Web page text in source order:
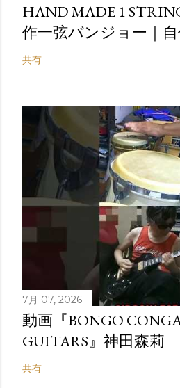
HAND MADE 1
作一弦バンジョー｜
共有
7月 07, 2026
動画『BONGO
GUITARS』神田森莉
共有